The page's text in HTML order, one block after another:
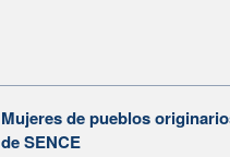
Mujeres de pueblos
de SENCE